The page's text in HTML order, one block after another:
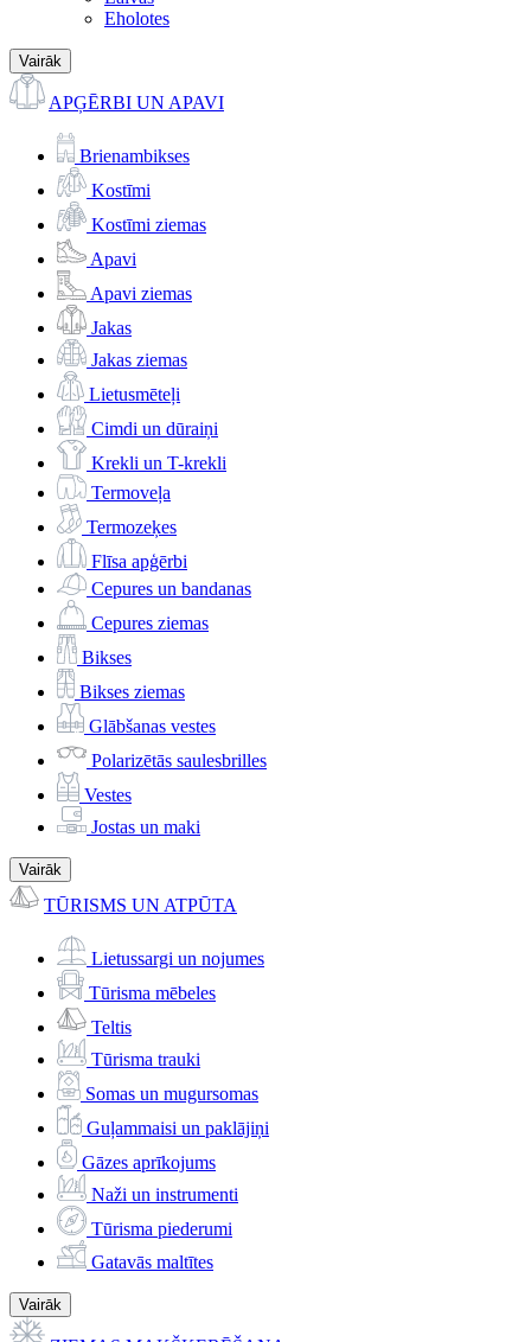
Eholotes
Vairāk
APĢĒRBI UN APAVI
Brienambikses
Kostīmi
Kostīmi ziemas
Apavi
Apavi ziemas
Jakas
Jakas ziemas
Lietusmēteļi
Cimdi un dūraiņi
Krekli un T-krekli
Termoveļa
Termozeķes
Flīsa apģērbi
Cepures un bandanas
Cepures ziemas
Bikses
Bikses ziemas
Glābšanas vestes
Polarizētās saulesbrilles
Vestes
Jostas un maki
Vairāk
TŪRISMS UN ATPŪTA
Lietussargi un nojumes
Tūrisma mēbeles
Teltis
Tūrisma trauki
Somas un mugursomas
Guļammaisi un paklājiņi
Gāzes aprīkojums
Naži un instrumenti
Tūrisma piederumi
Gatavās maltītes
Vairāk